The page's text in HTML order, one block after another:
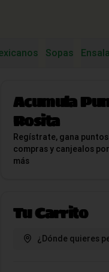
Sopas
Acumula
Rosita
Regístrate, gana
compras y canjealos
más
Tu Carrito
¿Dónde quieres